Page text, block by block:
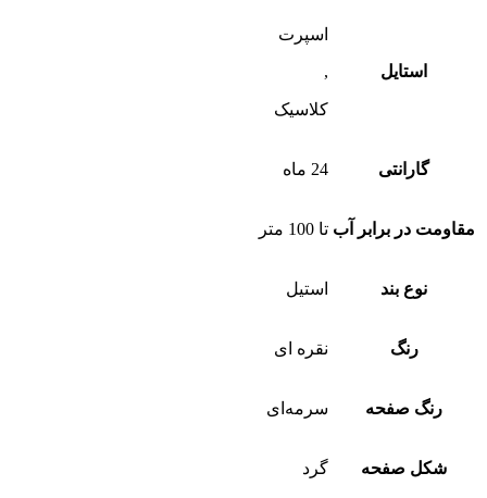
استایل
اسپرت
,
کلاسیک
گارانتی 24 ماه
مقاومت در برابر آب تا 100 متر
نوع بند استیل
رنگ نقره ای
رنگ صفحه سرمه‌ای
شکل صفحه گرد